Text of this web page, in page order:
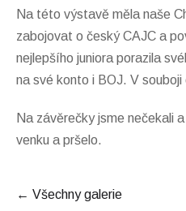
Na této výstavě měla naše
zabojovat o český CAJC a
nejlepšího juniora porazila
na své konto i BOJ. V
Na závěrečky jsme nečekali
venku a pršelo.
Všechny galerie